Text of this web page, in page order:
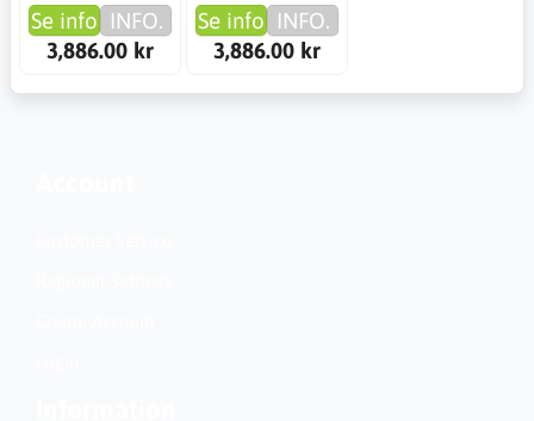
Se info INFO.
3,886.00 kr
Se info INFO.
3,886.00 kr